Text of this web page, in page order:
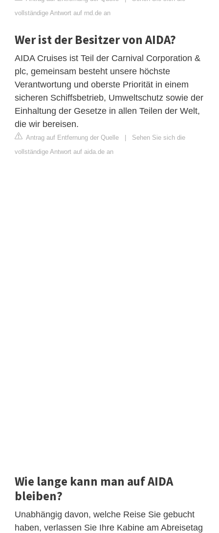
vollständige Antwort auf rnd.de an
Wer ist der Besitzer von AIDA?
AIDA Cruises ist Teil der Carnival Corporation &
plc, gemeinsam besteht unsere höchste
Verantwortung und oberste Priorität in einem
sicheren Schiffsbetrieb, Umweltschutz sowie der
Einhaltung der Gesetze in allen Teilen der Welt,
die wir bereisen.
Antrag auf Entfernung der Quelle | Sehen Sie sich die
vollständige Antwort auf aida.de an
Wie lange kann man auf AIDA
bleiben?
Unabhängig davon, welche Reise Sie gebucht
haben, verlassen Sie Ihre Kabine am Abreisetag